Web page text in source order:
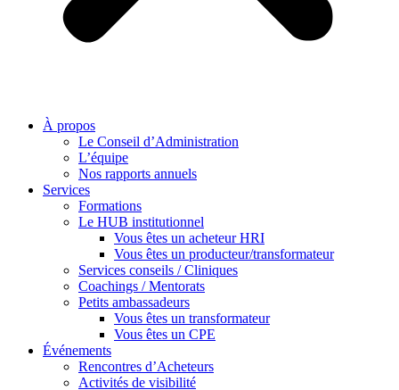
À propos
Le Conseil d’Administration
L’équipe
Nos rapports annuels
Services
Formations
Le HUB institutionnel
Vous êtes un acheteur HRI
Vous êtes un producteur/transformateur
Services conseils / Cliniques
Coachings / Mentorats
Petits ambassadeurs
Vous êtes un transformateur
Vous êtes un CPE
Événements
Rencontres d’Acheteurs
Activités de visibilité